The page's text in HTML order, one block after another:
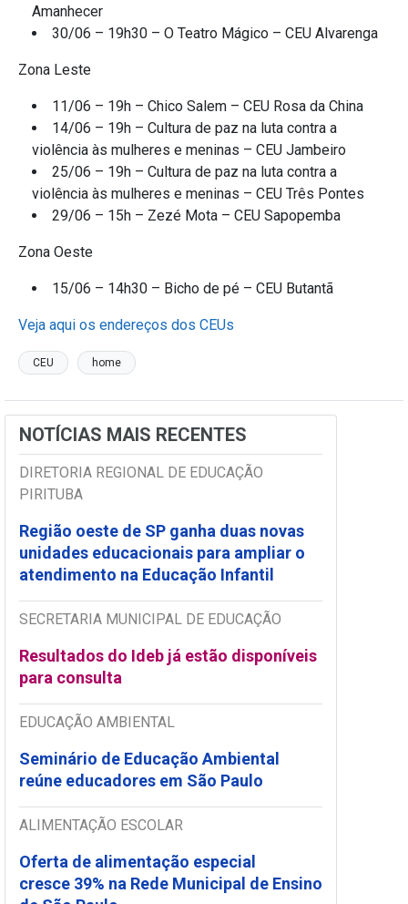
Amanhecer
30/06 – 19h30 – O Teatro Mágico – CEU Alvarenga
Zona Leste
11/06 – 19h – Chico Salem – CEU Rosa da China
14/06 – 19h – Cultura de paz na luta contra a
violência às mulheres e meninas – CEU Jambeiro
25/06 – 19h – Cultura de paz na luta contra a
violência às mulheres e meninas – CEU Três Pontes
29/06 – 15h – Zezé Mota – CEU Sapopemba
Zona Oeste
15/06 – 14h30 – Bicho de pé – CEU Butantã
Veja aqui os endereços dos CEUs
CEU home
NOTÍCIAS MAIS RECENTES
DIRETORIA REGIONAL DE EDUCAÇÃO
PIRITUBA
Região oeste de SP ganha duas novas
unidades educacionais para ampliar o
atendimento na Educação Infantil
SECRETARIA MUNICIPAL DE EDUCAÇÃO
Resultados do Ideb já estão disponíveis
para consulta
EDUCAÇÃO AMBIENTAL
Seminário de Educação Ambiental
reúne educadores em São Paulo
ALIMENTAÇÃO ESCOLAR
Oferta de alimentação especial
cresce 39% na Rede Municipal de Ensino